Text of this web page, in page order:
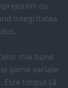
cu
integritatea
mai bune
game variate
Este timpul să